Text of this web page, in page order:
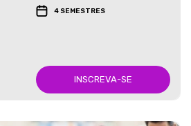
4 SEMESTRES
INSCREVA-SE